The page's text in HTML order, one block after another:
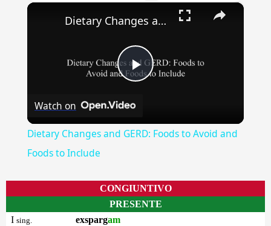
×
Play
Dietary Changes and GERD: Foods to Avoid and Foods to Include
Watch on
Dietary Changes and GERD: Foods to Avoid and
Foods to Include
CONGIUNTIVO
PRESENTE
I sing. exspargam